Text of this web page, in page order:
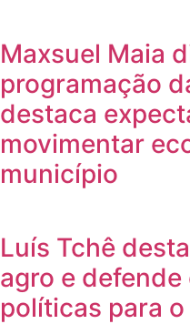
Maxsuel Maia
programação
destaca
movimentar
município
Luís Tchê
agro e
políticas para